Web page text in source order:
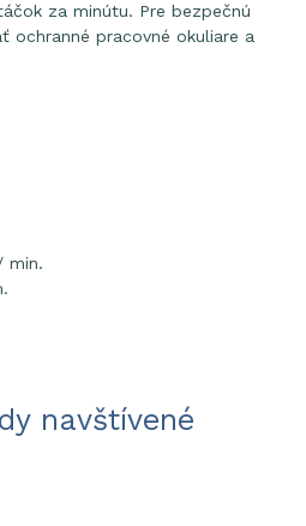
za minútu. Pre bezpečnú
ochranné pracovné okuliare a
min.
navštívené